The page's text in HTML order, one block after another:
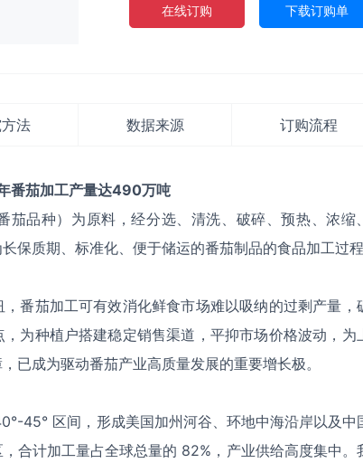
在线订购 下载订购单
法 数据来源 订购流程
番茄加工产量达490万吨
茄品种）为原料，经分选、清洗、破碎、预热、浓缩
保质期、标准化、便于储运的番茄制品的食品加工过程
番茄加工可有效消化鲜食市场难以吸纳的过剩产量，
为种植户搭建稳定销售渠道，平抑市场价格波动，为
已成为驱动番茄产业高质量发展的重要增长极。
45° 区间，形成美国加州河谷、环地中海沿岸以及中
合计加工量占全球总量的 82%，产业供给高度集中。